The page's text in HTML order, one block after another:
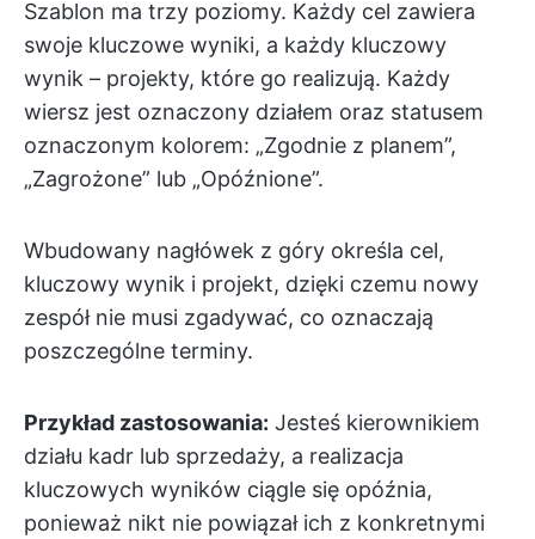
Szablon ma trzy poziomy. Każdy cel zawiera
swoje kluczowe wyniki, a każdy kluczowy
wynik – projekty, które go realizują. Każdy
wiersz jest oznaczony działem oraz statusem
oznaczonym kolorem: „Zgodnie z planem”,
„Zagrożone” lub „Opóźnione”.
Wbudowany nagłówek z góry określa cel,
kluczowy wynik i projekt, dzięki czemu nowy
zespół nie musi zgadywać, co oznaczają
poszczególne terminy.
Przykład zastosowania: Jesteś kierownikiem
działu kadr lub sprzedaży, a realizacja
kluczowych wyników ciągle się opóźnia,
ponieważ nikt nie powiązał ich z konkretnymi